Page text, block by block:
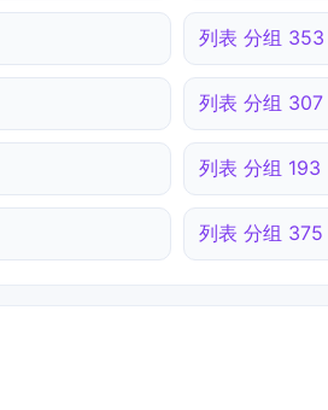
列表 分组 353
列表 分组 307
列表 分组 193
列表 分组 375